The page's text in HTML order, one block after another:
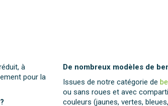
à
pour la
De nombreux modèles de
Issues de notre catégorie de
ou sans roues et avec
couleurs (jaunes, vertes,